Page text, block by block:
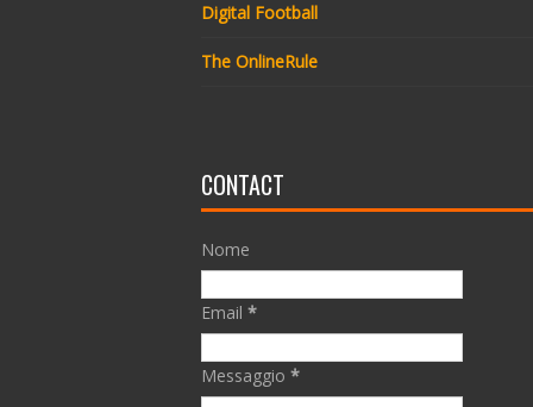
Digital Football
The OnlineRule
CONTACT
Nome
Email *
Messaggio *